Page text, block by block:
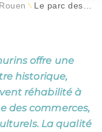
Rouen \ Le parc des Mathurins
offre une
historique,
réhabilité à
des commerces,
La qualité